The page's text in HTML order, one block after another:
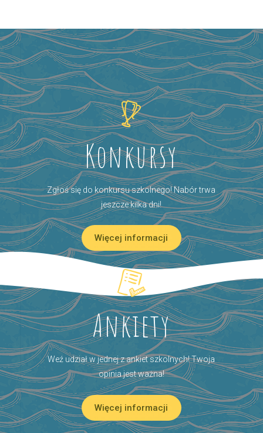
Konkursy
Zgłoś się do konkursu szkolnego! Nabór trwa
jeszcze kilka dni!
Więcej informacji
Ankiety
Weź udział w jednej z ankiet szkolnych! Twoja
opinia jest ważna!
Więcej informacji